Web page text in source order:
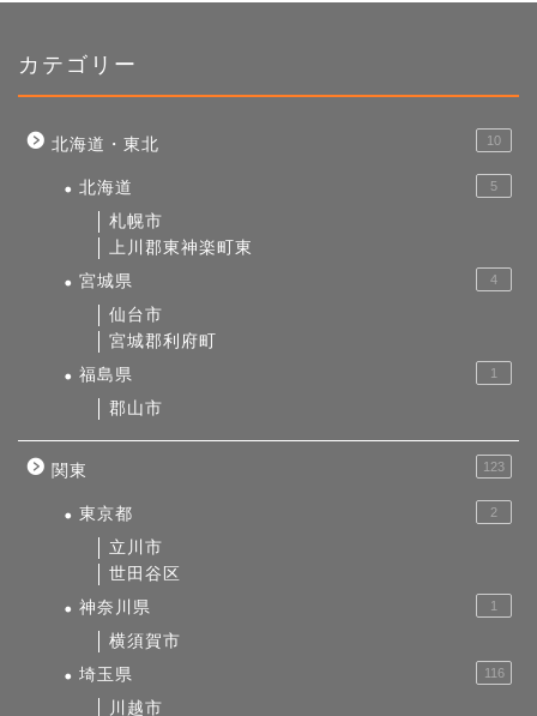
カテゴリー
北海道・東北 10
北海道 5
札幌市
上川郡東神楽町東
宮城県
4
仙台市
宮城郡利府町
福島県
1
郡山市
関東 123
東京都 2
立川市
世田谷区
神奈川県
1
横須賀市
埼玉県
116
川越市